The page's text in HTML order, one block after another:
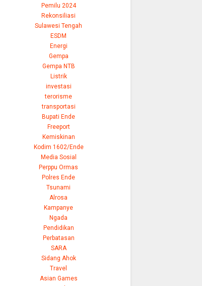
Pemilu 2024
Rekonsiliasi
Sulawesi Tengah
ESDM
Energi
Gempa
Gempa NTB
Listrik
investasi
terorisme
transportasi
Bupati Ende
Freeport
Kemiskinan
Kodim 1602/Ende
Media Sosial
Perppu Ormas
Polres Ende
Tsunami
Alrosa
Kampanye
Ngada
Pendidikan
Perbatasan
SARA
Sidang Ahok
Travel
Asian Games